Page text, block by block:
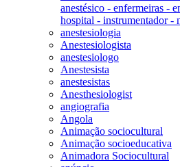
anestésico - enfermeiras -
hospital - instrumentador -
anestesiologia
Anestesiologista
anestesiologo
Anestesista
anestesistas
Anesthesiologist
angiografia
Angola
Animação sociocultural
Animação socioeducativa
Animadora Sociocultural